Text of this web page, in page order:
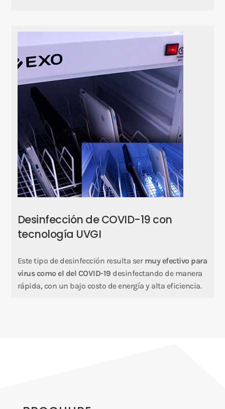
Desinfección de COVID-19 con
tecnología UVGI
Este tipo de desinfección resulta ser muy efectivo para
virus como el del COVID-19 desinfectando de manera
rápida, con un bajo costo de energía y alta eficiencia.